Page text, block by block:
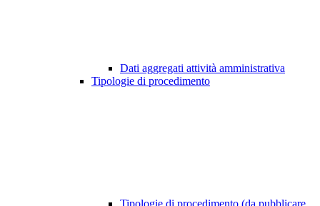
Dati aggregati attività amministrativa
Tipologie di procedimento